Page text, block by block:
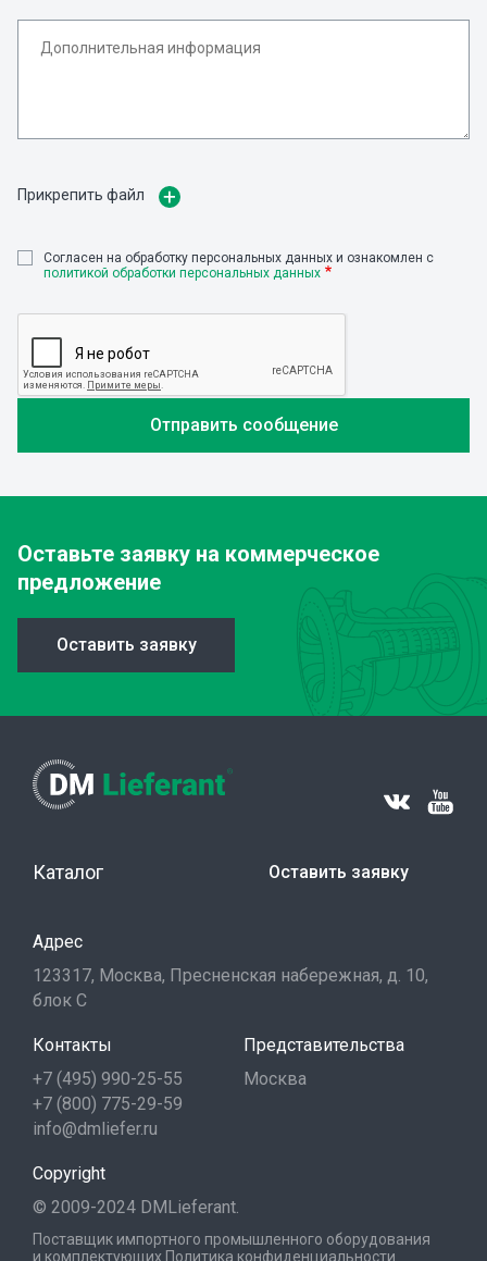
Прикрепить файл
Cогласен на обработку персональных данных и ознакомлен с
политикой обработки персональных данных
Оставьте заявку на коммерческое
предложение
Оставить заявку
Каталог Оставить заявку
Адрес
123317, Москва, Пресненская набережная, д. 10,
блок С
Контакты
+7 (495) 990-25-55
+7 (800) 775-29-59
info@dmliefer.ru
Представительства
Москва
Copyright
© 2009-2024 DMLieferant.
Поставщик импортного промышленного оборудования
и комплектующих Политика конфиденциальности